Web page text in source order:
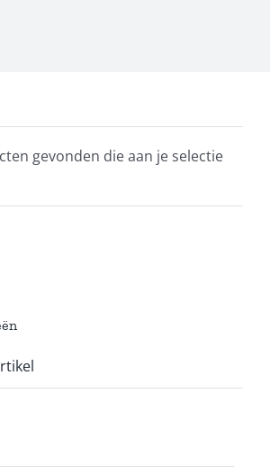
gevonden die aan je selectie